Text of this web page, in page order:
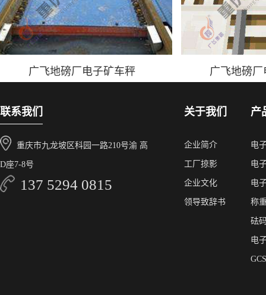
广飞地磅厂电子矿车秤 广飞地磅
联系我们
重庆市九龙坡区科园一路210号渝 高
D座7-8号
137 5294 0815
关于我们
企业简介
工厂掠影
企业文化
领导致辞书
产
电
电
电
称
砝
电